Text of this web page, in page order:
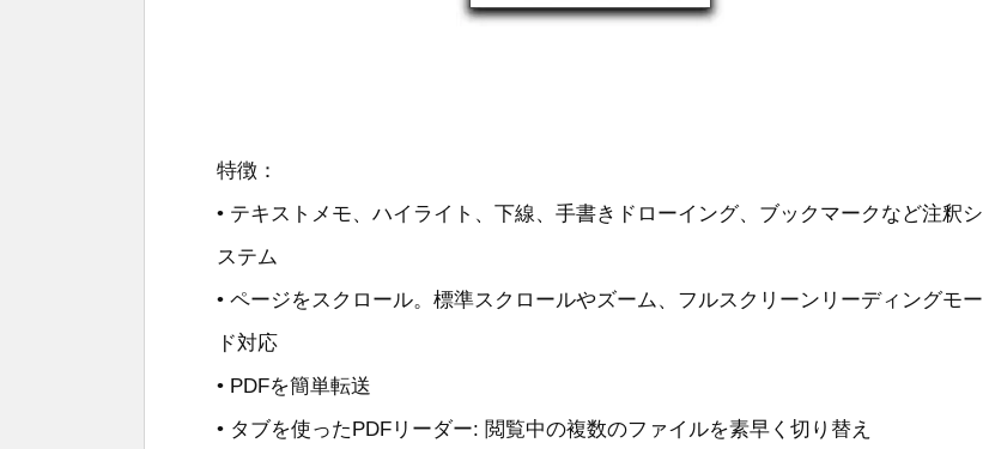
特徴：
• テキストメモ、ハイライト、下線、手書きドローイング、ブックマークなど注釈シ
ステム
• ページをスクロール。標準スクロールやズーム、フルスクリーンリーディングモー
ド対応
• PDFを簡単転送
• タブを使ったPDFリーダー: 閲覧中の複数のファイルを素早く切り替え